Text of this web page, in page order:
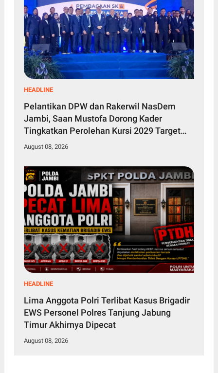
HEADLINE
Pelantikan DPW dan Rakerwil NasDem
Jambi, Saan Mustofa Dorong Kader
Tingkatkan Perolehan Kursi 2029 Target
Tembus 4 Besar
August 08, 2026
HEADLINE
Lima Anggota Polri Terlibat Kasus Brigadir
EWS Personel Polres Tanjung Jabung
Timur Akhirnya Dipecat
August 08, 2026